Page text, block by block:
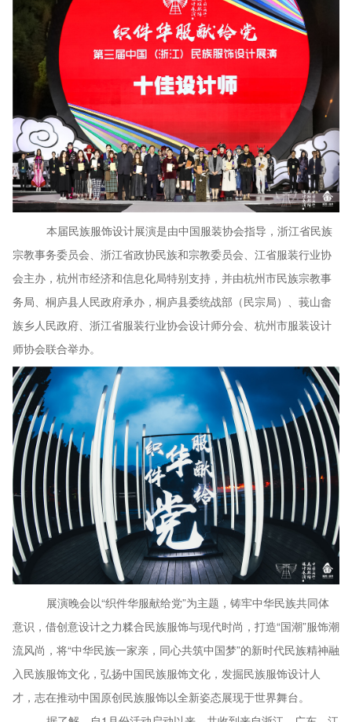
本届民族服饰设计展演是由中国服装协会指导，浙江省民族
宗教事务委员会、浙江省政协民族和宗教委员会、江省服装行业协
会主办，杭州市经济和信息化局特别支持，并由杭州市民族宗教事
务局、桐庐县人民政府承办，桐庐县委统战部（民宗局）、莪山畲
族乡人民政府、浙江省服装行业协会设计师分会、杭州市服装设计
师协会联合举办。
展演晚会以“织件华服献给党”为主题，铸牢中华民族共同体
意识，借创意设计之力糅合民族服饰与现代时尚，打造“国潮”服饰潮
流风尚，将“中华民族一家亲，同心共筑中国梦”的新时代民族精神融
入民族服饰文化，弘扬中国民族服饰文化，发掘民族服饰设计人
才，志在推动中国原创民族服饰以全新姿态展现于世界舞台。